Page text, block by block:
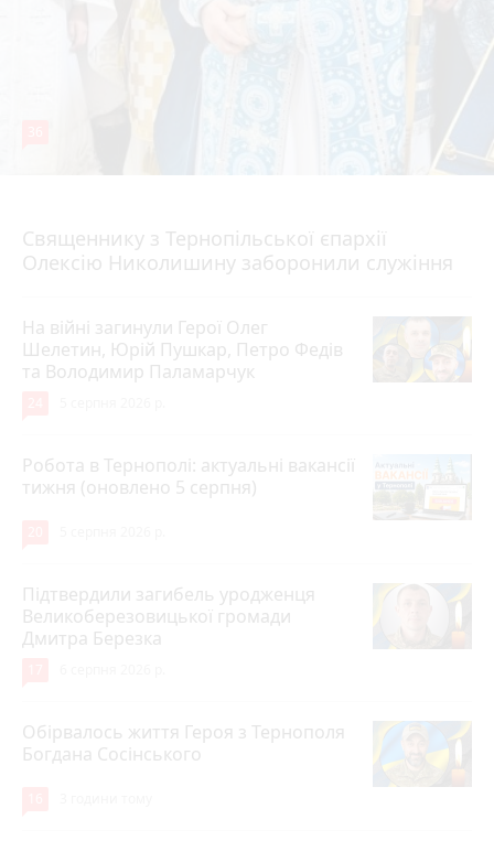
Священнику з Тернопільської єпархії
Олексію Николишину заборонили служіння
На війні загинули Герої Олег
Шелетин, Юрій Пушкар, Петро Федів
та Володимир Паламарчук
Робота в Тернополі: актуальні вакансії
тижня (оновлено 5 серпня)
Підтвердили загибель уродженця
Великоберезовицької громади
Дмитра Березка
Обірвалось життя Героя з Тернополя
Богдана Сосінського